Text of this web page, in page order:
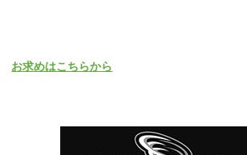
お求めはこちらから